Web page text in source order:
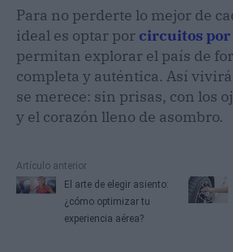
Para no perderte lo mejor de
ideal es optar por circuitos
permitan explorar el país de
completa y auténtica. Así
se merece: sin prisas, con los
y el corazón lleno de asombro.
Artículo anterior
El arte de elegir asiento:
¿cómo optimizar tu
experiencia aérea?